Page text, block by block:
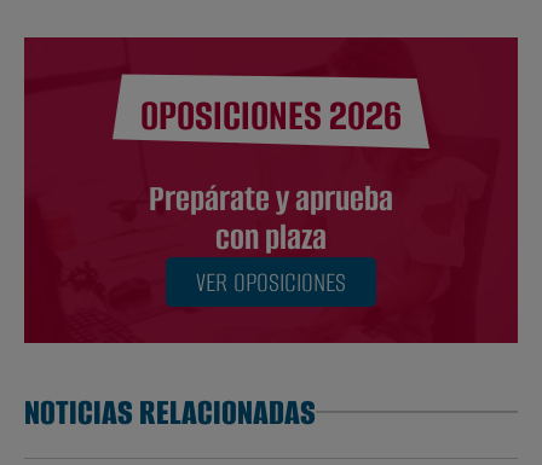
OPOSICIONES 2026
Prepárate y aprueba
con plaza
VER OPOSICIONES
NOTICIAS RELACIONADAS